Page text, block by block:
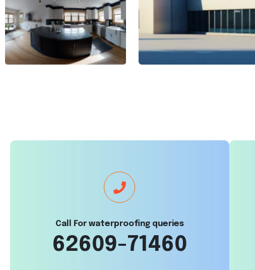
Call For waterproofing queries
62609-71460